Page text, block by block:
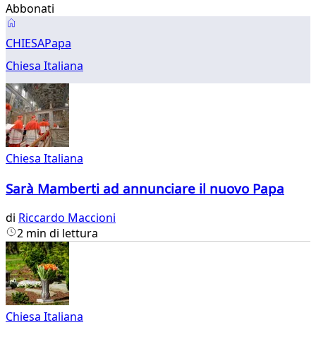
Abbonati
Chiesa
Italiana
CHIESAPapa
Chiesa Italiana
Chiesa Italiana
Sarà Mamberti ad annunciare il nuovo Papa
di Riccardo Maccioni
2 min di lettura
Chiesa Italiana